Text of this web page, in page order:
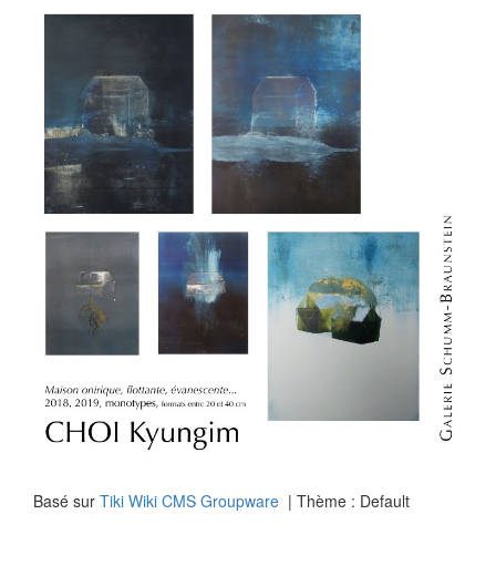
Basé sur Tiki Wiki CMS Groupware | Thème : Default